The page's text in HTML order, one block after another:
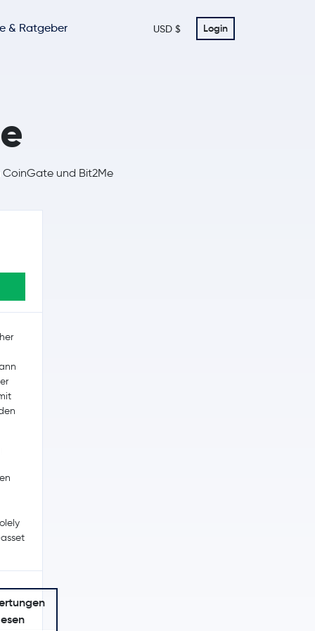
& Ratgeber USD $ Login
CoinGate und Bit2Me